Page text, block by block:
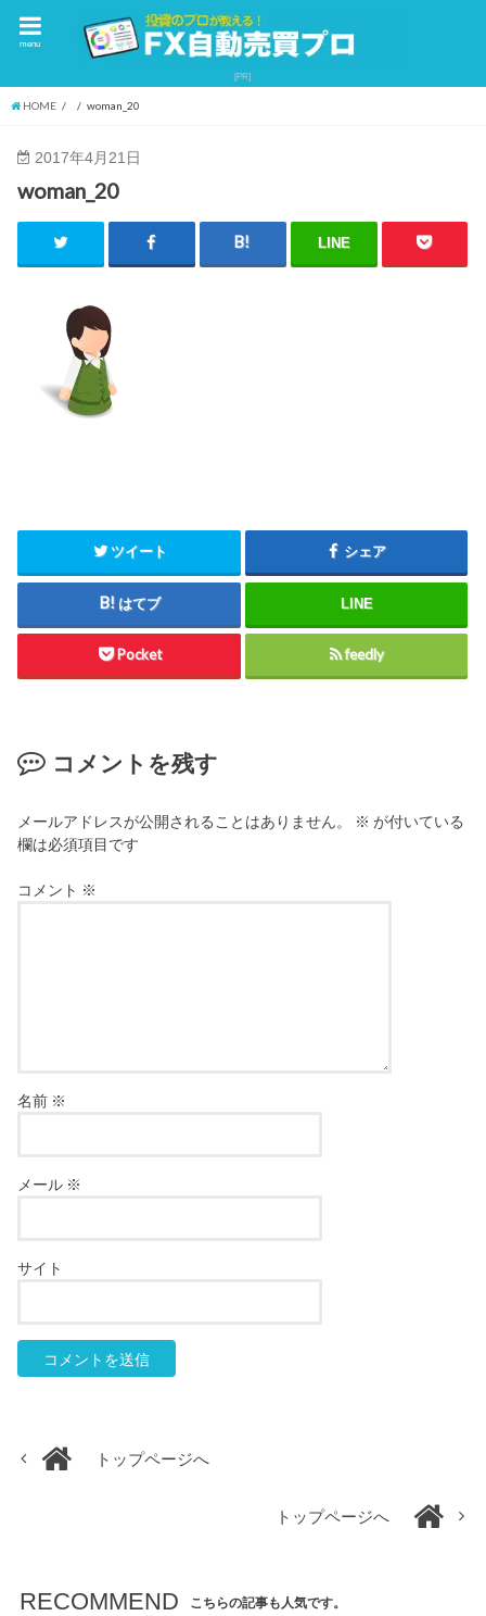
menu
HOME woman_20
2017年4月21日
woman_20
LINE
ツイート シェア
はてブ LINE
Pocket feedly
コメントを残す
メールアドレスが公開されることはありません。 ※ が付いている
欄は必須項目です
コメント ※
名前 ※
メール ※
サイト
トップページへ
トップページへ
RECOMMEND こちらの記事も人気です。